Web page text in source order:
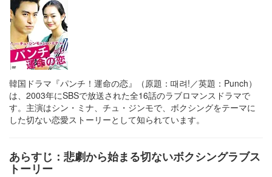
韓国ドラマ『パンチ！運命の恋』（原題：때려!／英題：Punch）
は、2003年にSBSで放送された全16話のラブロマンスドラマで
す。主演はシン・ミナ、チュ・ジンモで、ボクシングをテーマに
した切ない恋愛ストーリーとして知られています。
あらすじ：悲劇から始まる切ないボクシングラブス
トーリー